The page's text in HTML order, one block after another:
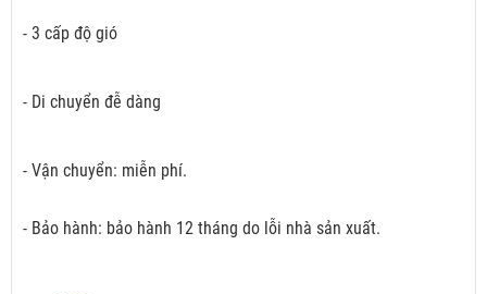
- 3 cấp độ gió
- Di chuyển đễ dàng
- Vận chuyển: miễn phí.
- Bảo hành: bảo hành 12 tháng do lỗi nhà sản xuất.